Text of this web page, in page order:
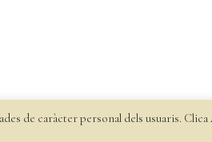
Vilars |Política de privacitat|
de caràcter personal dels usuaris. Clica